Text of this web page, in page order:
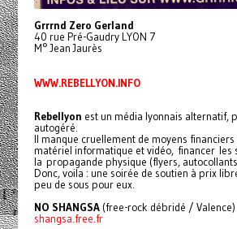
Grrrnd Zero Gerland
40 rue Pré-Gaudry LYON 7
M° Jean Jaurès
WWW.REBELLYON.INFO
Rebellyon est un média lyonnais alternatif,
autogéré.
Il manque cruellement de moyens
matériel informatique et vidéo, financer les
la propagande physique (flyers,
Donc, voila : une soirée de soutien à prix
peu de sous pour eux.
NO SHANGSA(free-rock débridé / Valence)
shangsa.free.fr